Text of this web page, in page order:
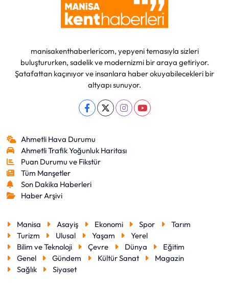
manisakenthaberlericom, yepyeni temasıyla sizleri
buluştururken, sadelik ve modernizmi bir araya getiriyor.
Şatafattan kaçınıyor ve insanlara haber okuyabilecekleri bir
altyapı sunuyor.
Ahmetli Hava Durumu
Ahmetli Trafik Yoğunluk Haritası
Puan Durumu ve Fikstür
Tüm Manşetler
Son Dakika Haberleri
Haber Arşivi
Manisa Asayiş Ekonomi Spor
Tarım
Turizm
Ulusal Yaşam
Yerel
Bilim ve Teknoloji
Çevre Dünya
Eğitim
Genel
Gündem Kültür Sanat
Magazin
Sağlık
Siyaset